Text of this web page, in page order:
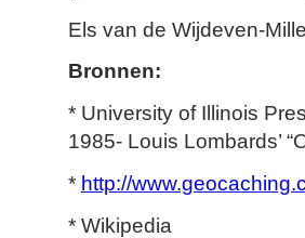
Els van de Wijdeven-
Bronnen:
* University of Illinois
1985- Louis Lombards’
* http://
* Wikipedia